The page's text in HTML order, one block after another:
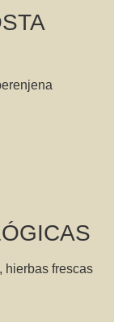
hierbas frescas